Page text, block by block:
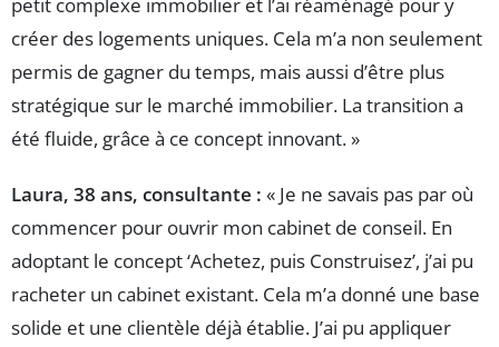
petit complexe immobilier et l’ai réaménagé pour y
créer des logements uniques. Cela m’a non seulement
permis de gagner du temps, mais aussi d’être plus
stratégique sur le marché immobilier. La transition a
été fluide, grâce à ce concept innovant. »
Laura, 38 ans, consultante : « Je ne savais pas par où
commencer pour ouvrir mon cabinet de conseil. En
adoptant le concept ‘Achetez, puis Construisez’, j’ai pu
racheter un cabinet existant. Cela m’a donné une base
solide et une clientèle déjà établie. J’ai pu appliquer